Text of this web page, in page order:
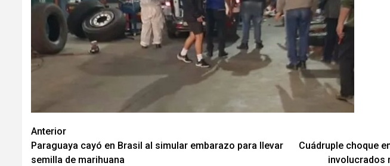
Navegación
de
Anterior
Paraguaya cayó en Brasil al simular embarazo para llevar
semilla de marihuana
Cuádruple choque
involucrados